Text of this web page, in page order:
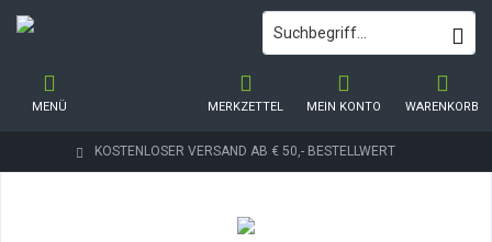
KOSTENLOSER VERSAND AB € 50,- BESTELLWERT
WARENKORB
MERKZETTEL MEIN KONTO
MENÜ